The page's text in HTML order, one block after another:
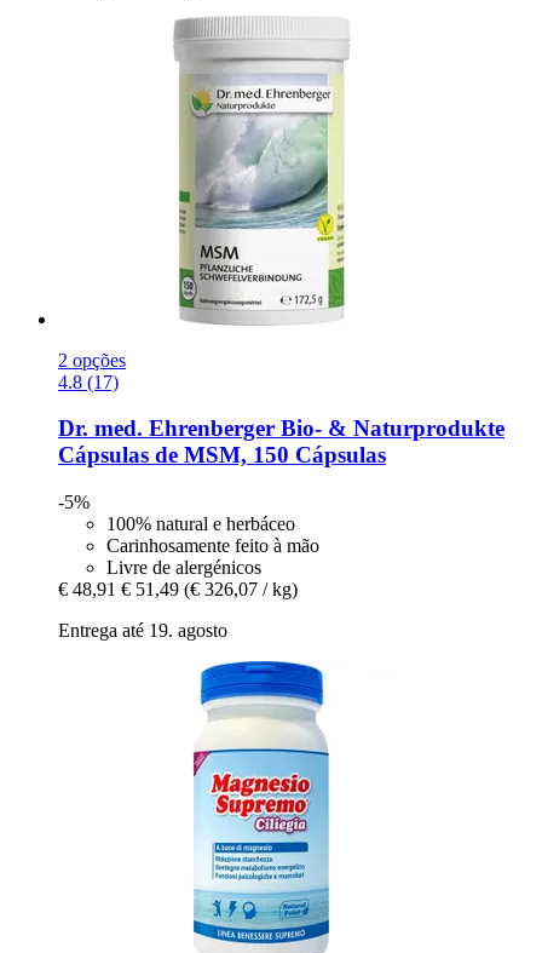
2 opções
4.8 (17)
Dr. med. Ehrenberger Bio- & Naturprodukte
Cápsulas de MSM, 150 Cápsulas
-5%
100% natural e herbáceo
Carinhosamente feito à mão
Livre de alergénicos
€ 48,91 € 51,49 (€ 326,07 / kg)
Entrega até 19. agosto